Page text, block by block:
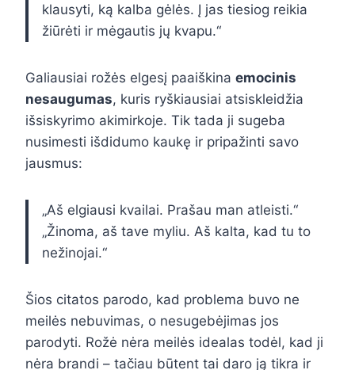
klausyti, ką kalba gėlės. Į jas tiesiog reikia
žiūrėti ir mėgautis jų kvapu.“
Galiausiai rožės elgesį paaiškina emocinis
nesaugumas, kuris ryškiausiai atsiskleidžia
išsiskyrimo akimirkoje. Tik tada ji sugeba
nusimesti išdidumo kaukę ir pripažinti savo
jausmus:
„Aš elgiausi kvailai. Prašau man atleisti.“
„Žinoma, aš tave myliu. Aš kalta, kad tu to
nežinojai.“
Šios citatos parodo, kad problema buvo ne
meilės nebuvimas, o nesugebėjimas jos
parodyti. Rožė nėra meilės idealas todėl, kad ji
nėra brandi – tačiau būtent tai daro ją tikra ir